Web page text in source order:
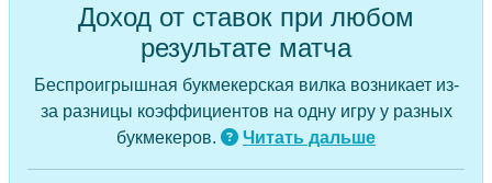
Доход от ставок при любом
результате матча
Беспроигрышная букмекерская вилка возникает из-
за разницы коэффициентов на одну игру у разных
букмекеров.
Читать дальше